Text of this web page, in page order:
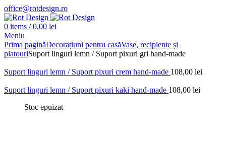
office@rotdesign.ro
0 items / 0,00 lei
Meniu
Prima paginăDecorațiuni pentru casăVase, recipiente și
platouriSuport linguri lemn / Suport pixuri gri hand-made
Suport linguri lemn / Suport pixuri crem hand-made 108,00 lei
Suport linguri lemn / Suport pixuri kaki hand-made 108,00 lei
Stoc epuizat